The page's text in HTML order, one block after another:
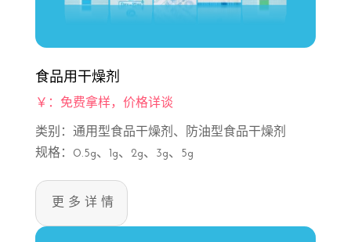
食品用干燥剂
￥：免费拿样，价格详谈
类别：通用型食品干燥剂、防油型食品干燥剂
规格：0.5g、1g、2g、3g、5g
更多详情